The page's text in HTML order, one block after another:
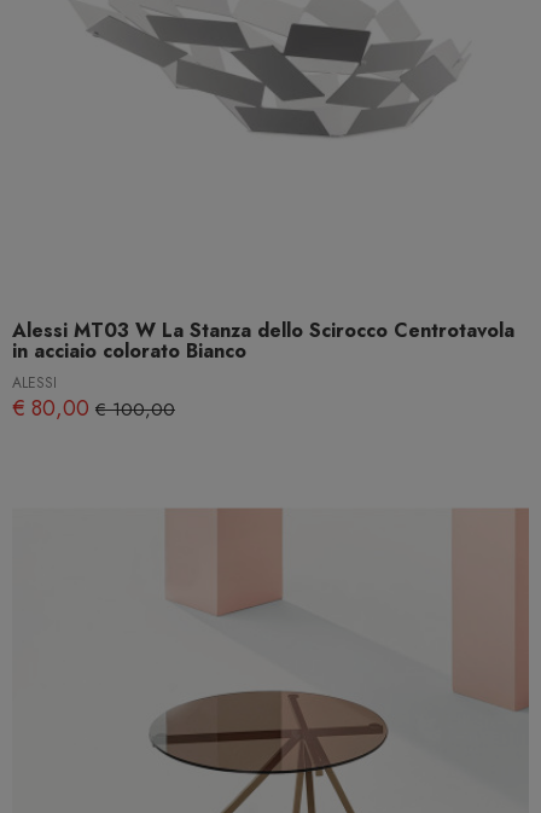
Alessi MT03 W La Stanza dello Scirocco Centrotavola
in acciaio colorato Bianco
ALESSI
€ 80,00 € 100,00